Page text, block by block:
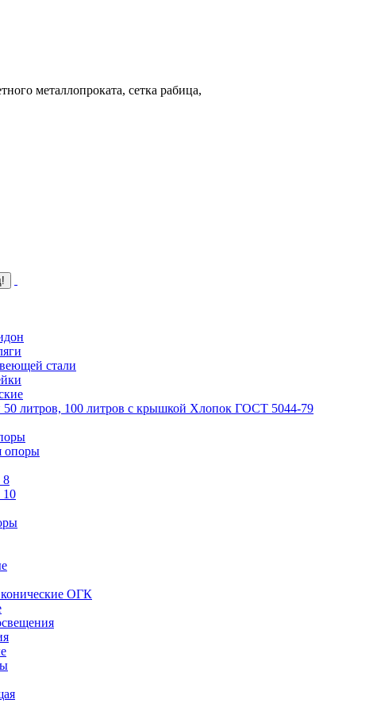
металлопроката, сетка рабица,
стали
50 литров, 100 литров с крышкой Хлопок ГОСТ 5044-79
опоры
8
ОГК